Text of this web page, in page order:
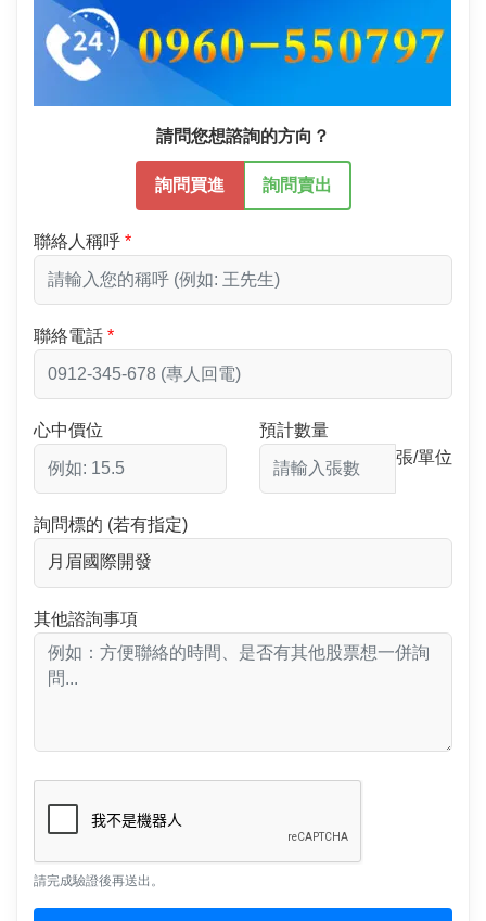
請問您想諮詢的方向？
詢問買進 詢問賣出
聯絡人稱呼
聯絡電話
心中價位
預計數量
張/單位
詢問標的 (若有指定)
其他諮詢事項
請完成驗證後再送出。